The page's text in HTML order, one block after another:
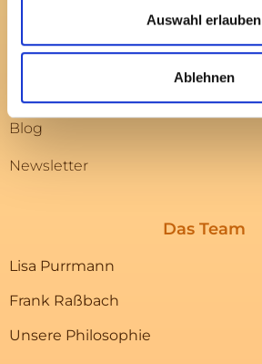
Auswahl erlauben
Ablehnen
Team
Blog
Newsletter
Das Team
Lisa Purrmann
Frank Raßbach
Unsere Philosophie